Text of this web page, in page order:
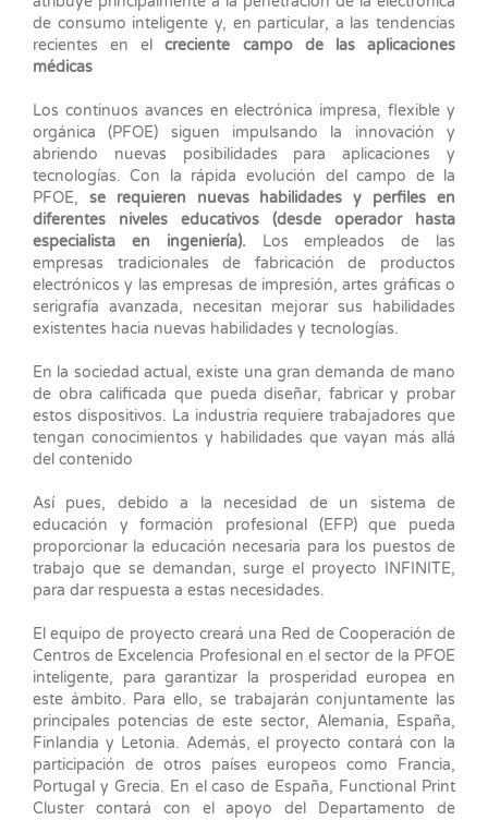
de consumo inteligente y, en particular, a las tendencias
recientes en elcreciente campo de las aplicaciones
médicas
Los continuos avances en electrónica impresa, flexible y
orgánica (PFOE) siguen impulsando la innovación y
abriendo nuevas posibilidades para aplicaciones y
tecnologías. Con la rápida evolución del campo de la
PFOE, se requieren nuevas habilidades y perfiles en
diferentes niveles educativos (desde operador hasta
especialista en ingeniería). Los empleados de las
empresas tradicionales de fabricación de productos
electrónicos y las empresas de impresión, artes gráficas o
serigrafía avanzada, necesitan mejorar sus habilidades
existentes hacia nuevas habilidades y tecnologías.
En la sociedad actual, existe una gran demanda de mano
de obra calificada que pueda diseñar, fabricar y probar
estos dispositivos. La industria requiere trabajadores que
tengan conocimientos y habilidades que vayan más allá
del contenido
Así pues, debido a la necesidad de un sistema de
educación y formación profesional (EFP) que pueda
proporcionar la educación necesaria para los puestos de
trabajo que se demandan, surge el proyecto INFINITE,
para dar respuesta a estas necesidades.
El equipo de proyecto creará una Red de Cooperación de
Centros de Excelencia Profesional en el sector de la PFOE
inteligente, para garantizar la prosperidad europea en
este ámbito. Para ello, se trabajarán conjuntamente las
principales potencias de este sector, Alemania, España,
Finlandia y Letonia. Además, el proyecto contará con la
participación de otros países europeos como Francia,
Portugal y Grecia. En el caso de España, Functional Print
Cluster contará con el apoyo del Departamento de